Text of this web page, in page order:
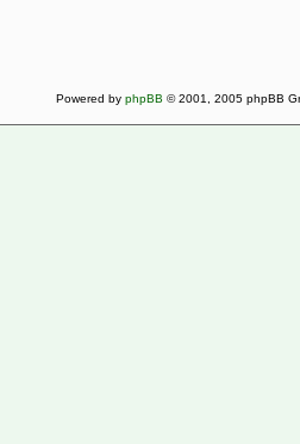
Powered by phpBB © 2001, 2005 phpBB